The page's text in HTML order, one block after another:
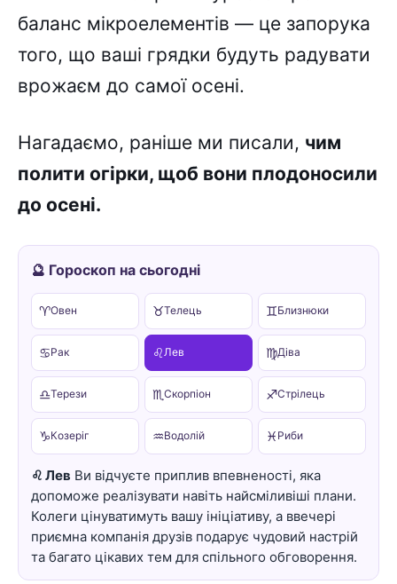
баланс мікроелементів — це запорука
того, що ваші грядки будуть радувати
врожаєм до самої осені.
Нагадаємо, раніше ми писали, чим
полити огірки, щоб вони плодоносили
до осені.
🔮 Гороскоп на сьогодні
♈Овен ♉Телець ♊Близнюки
♋Рак ♌Лев ♍Діва
♎Терези ♏Скорпіон ♐Стрілець
♑Козеріг ♒Водолій ♓ Риби
♌ Лев Ви відчуєте приплив впевненості, яка
допоможе реалізувати навіть найсміливіші плани.
Колеги цінуватимуть вашу ініціативу, а ввечері
приємна компанія друзів подарує чудовий настрій
та багато цікавих тем для спільного обговорення.